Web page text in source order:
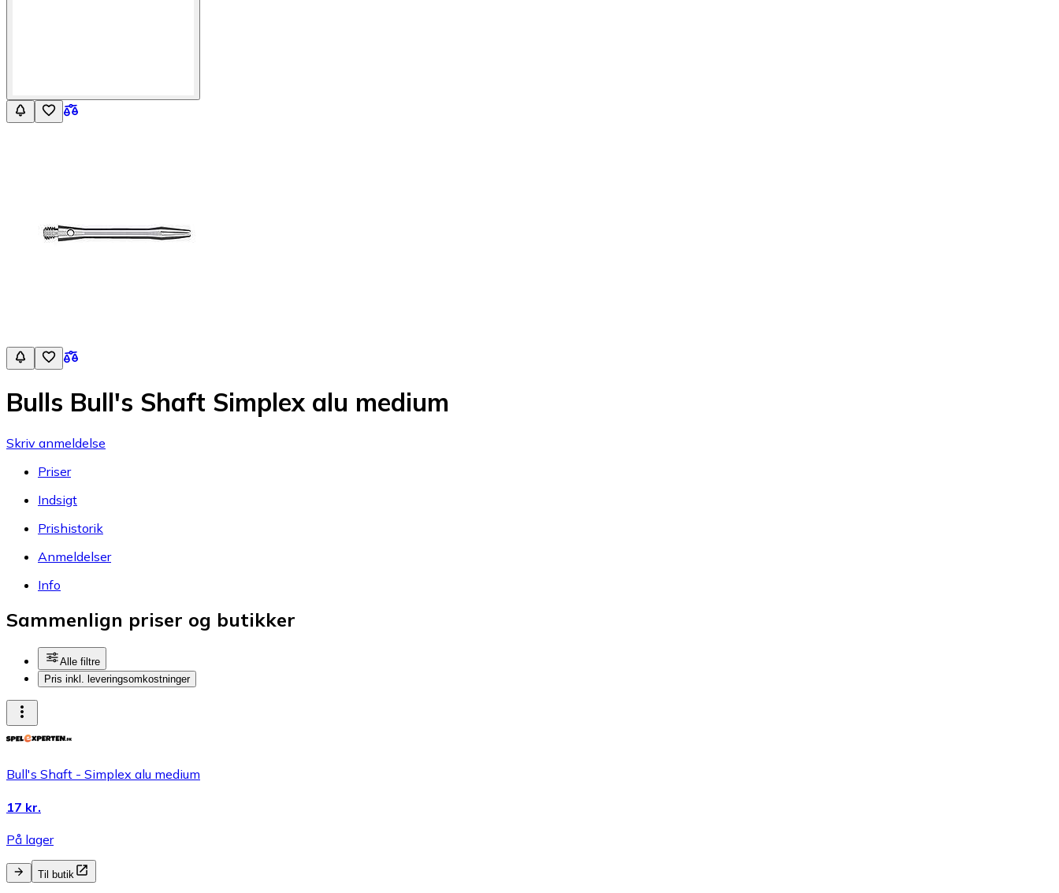
Bulls Bull's Shaft Simplex alu medium
Skriv anmeldelse
Priser
Indsigt
Prishistorik
Anmeldelser
Info
Sammenlign priser og butikker
Alle filtre
Pris inkl. leveringsomkostninger
Bull's Shaft - Simplex alu medium
17 kr.
På lager
Til butik